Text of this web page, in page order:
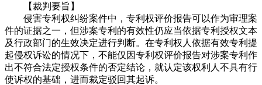
【裁判要旨】
侵害专利权纠纷案件中，专利权评价报告可以作为审理案
件的证据之一，但涉案专利的有效性仍应当依据专利授权文本
及行政部门的生效决定进行判断。在专利权人依据有效专利提
起侵权诉讼的情况下，不能仅因专利权评价报告对涉案专利作
出不符合法定授权条件的否定结论，就认定该权利人不具有行
使诉权的基础，进而裁定驳回其起诉。